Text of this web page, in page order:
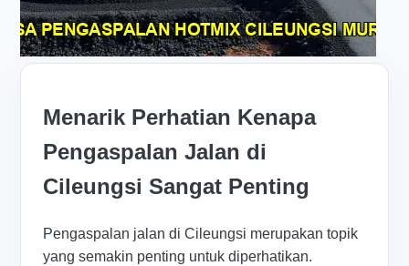
Menarik Perhatian Kenapa
Pengaspalan Jalan di
Cileungsi Sangat Penting
Pengaspalan jalan di Cileungsi merupakan topik
yang semakin penting untuk diperhatikan.